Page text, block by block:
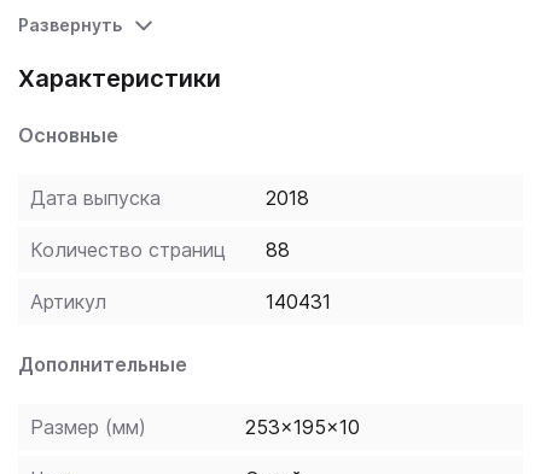
грамматические материалы, соответствующие 2
уровня. Пособие предназначено для тех, кто
может использоваться для подготовки к сдаче
преподавателем, так и для самостоятельной
подготовки.
Развернуть
Характеристики
Основные
Дата выпуска 2018
Количество страниц 88
Артикул 140431
Дополнительные
Размер (мм) 253x195x10